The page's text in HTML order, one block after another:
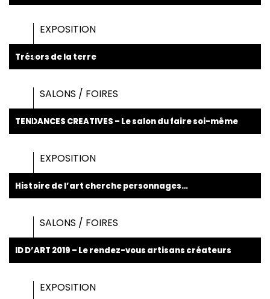
EXPOSITION
Trésors de la terre
SALONS / FOIRES
TENDANCES CREATIVES – Le salon du faire soi-même
EXPOSITION
Histoire de l’art cherche personnages…
SALONS / FOIRES
ID D’ART 2019 – Le rendez-vous artisans créateurs
EXPOSITION